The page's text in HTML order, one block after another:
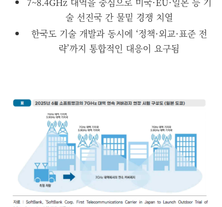
술 선진국 간 물밑 경쟁 치열
한국도 기술 개발과 동시에 ‘정책·외교·표준 전
략’까지 통합적인 대응이 요구됨